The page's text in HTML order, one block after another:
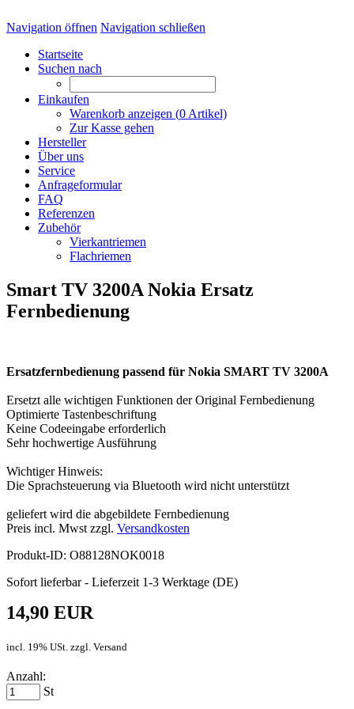
Navigation öffnen Navigation schließen
Startseite
Suchen nach
Einkaufen
Warenkorb anzeigen (0 Artikel)
Zur Kasse gehen
Hersteller
Über uns
Service
Anfrageformular
FAQ
Referenzen
Zubehör
Vierkantriemen
Flachriemen
Smart TV 3200A Nokia Ersatz
Fernbedienung
Ersatzfernbedienung passend für Nokia SMART TV 3200A
Ersetzt alle wichtigen Funktionen der Original Fernbedienung
Optimierte Tastenbeschriftung
Keine Codeeingabe erforderlich
Sehr hochwertige Ausführung
Wichtiger Hinweis:
Die Sprachsteuerung via Bluetooth wird nicht unterstützt
geliefert wird die abgebildete Fernbedienung
Preis incl. Mwst zzgl. Versandkosten
Produkt-ID: O88128NOK0018
Sofort lieferbar - Lieferzeit 1-3 Werktage (DE)
14,90 EUR
incl. 19% USt. zzgl. Versand
Anzahl:
St